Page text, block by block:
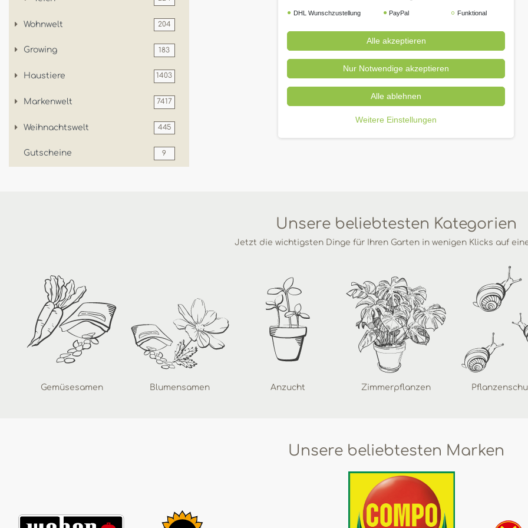
Wohnwelt 204
Growing 183
Haustiere 1403
Markenwelt 7417
Weihnachtswelt 445
Gutscheine 9
Unsere beliebtesten Kategorien
Jetzt die wichtigsten Dinge für Ihren Garten in wenigen Klicks auf
Gemüsesamen Blumensamen Anzucht Zimmerpflanzen
Unsere beliebtesten Marken
DHL Wunschzustellung PayPal Funktional
Alle akzeptieren
Nur Notwendige akzeptieren
Alle ablehnen
Weitere Einstellungen